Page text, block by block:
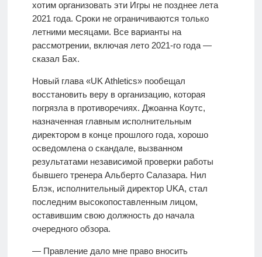
хотим организовать эти Игры не позднее лета
2021 года. Сроки не ограничиваются только
летними месяцами. Все варианты на
рассмотрении, включая лето 2021-го года —
сказал Бах.
Новый глава «UK Athletics» пообещал
восстановить веру в организацию, которая
погрязла в противоречиях. Джоанна Коутс,
назначенная главным исполнительным
директором в конце прошлого года, хорошо
осведомлена о скандале, вызванном
результатами независимой проверки работы
бывшего тренера Альберто Салазара. Нил
Блэк, исполнительный директор UKA, стал
последним высокопоставленным лицом,
оставившим свою должность до начала
очередного обзора.
— Правление дало мне право вносить